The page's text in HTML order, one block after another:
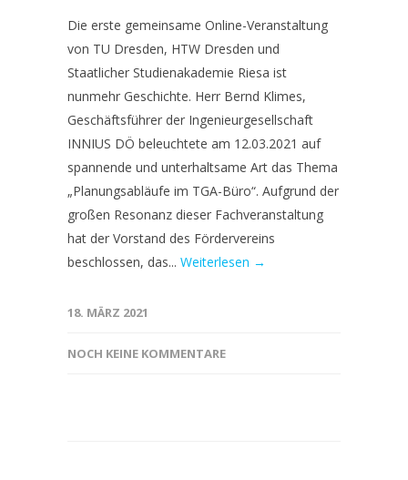
Die erste gemeinsame Online-Veranstaltung
von TU Dresden, HTW Dresden und
Staatlicher Studienakademie Riesa ist
nunmehr Geschichte. Herr Bernd Klimes,
Geschäftsführer der Ingenieurgesellschaft
INNIUS DÖ beleuchtete am 12.03.2021 auf
spannende und unterhaltsame Art das Thema
„Planungsabläufe im TGA-Büro“. Aufgrund der
großen Resonanz dieser Fachveranstaltung
hat der Vorstand des Fördervereins
beschlossen, das... Weiterlesen →
18. MÄRZ 2021
NOCH KEINE KOMMENTARE